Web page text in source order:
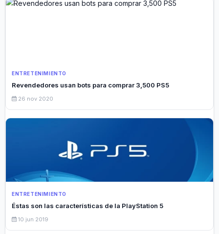
ENTRETENIMIENTO
Revendedores usan bots para comprar 3,500 PS5
26 nov 2020
ENTRETENIMIENTO
Éstas son las características de la PlayStation 5
10 jun 2019